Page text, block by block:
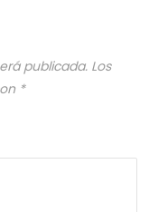
publicada. Los
*